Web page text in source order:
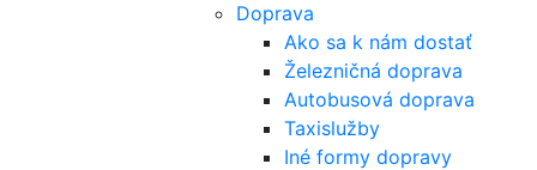
Doprava
Ako sa k nám dostať
Železničná doprava
Autobusová doprava
Taxislužby
Iné formy dopravy